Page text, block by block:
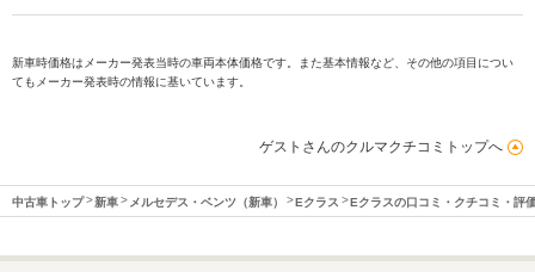
新車時価格はメーカー発表当時の車両本体価格です。また基本情報など、その他の項目につい
てもメーカー発表時の情報に基いています。
ゲストさんのクルマクチコミトップへ
中古車トップ 新車 メルセデス・ベンツ（新車） Eクラス Eクラスの口コミ・クチコミ・評